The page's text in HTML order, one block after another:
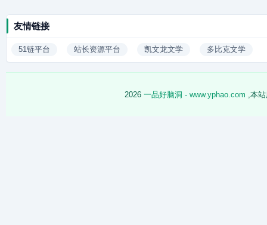
友情链接
51链平台 站长资源平台 凯文龙文学 多比克文学
2026 一品好脑洞 - www.yphao.com ,本